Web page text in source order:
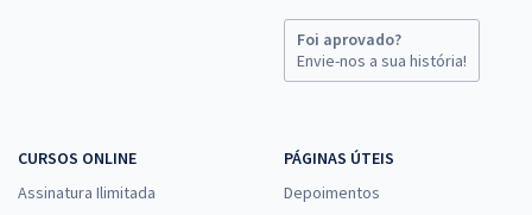
Foi aprovado?
Envie-nos a sua história!
CURSOS ONLINE
Assinatura Ilimitada
PÁGINAS ÚTEIS
Depoimentos